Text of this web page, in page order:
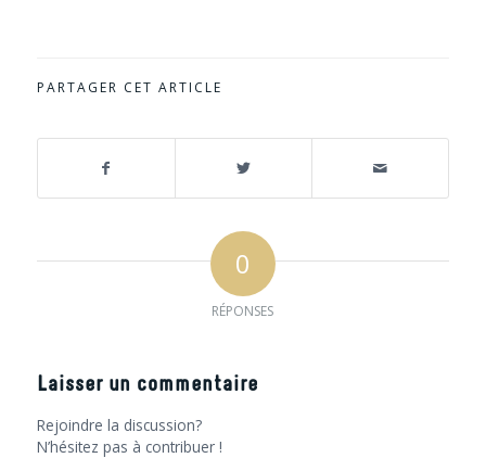
PARTAGER CET ARTICLE
0
RÉPONSES
Laisser un commentaire
Rejoindre la discussion?
N’hésitez pas à contribuer !